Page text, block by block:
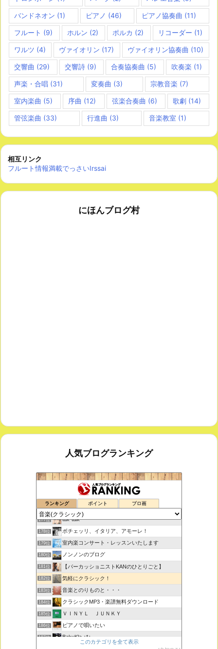
バンドネオン (1) ピアノ (46) ピアノ協奏曲 (11)
フルート (9) ホルン (2) ポルカ (2) リコーダー (1)
ワルツ (4) ヴァイオリン (17) ヴァイオリン協奏曲 (10)
交響曲 (29) 交響詩(9) 合奏協奏曲 (5) 吹奏楽 (1)
声楽・合唱 (31) 変奏曲 (3) 宗教音楽 (7)
室内楽曲 (5) 序曲 (12) 弦楽合奏曲 (6) 歌劇(14)
管弦楽曲 (33) 行進曲 (3) 音楽教室 (1)
相互リンク
フルート情報満載でっさいIrssai
にほんブログ村
人気ブログランキング
ランキング ポイント ブロ画
鑑賞空間・忘れられない作品
176位 思えば遠くへ来たもんだ
177位 tak-talk
178位 ボチェッリ、イタリア、アモーレ！
179位 室内楽コンサート・レッスンいたします
180位 ノンノンのブログ
181位 【パーカッショニストKANのひとりごと】
182位 気軽にクラシック！
183位 音楽とのりものと・・・
184位 クラシックMP3・楽譜無料ダウンロード
185位 ＶＩＮＹＬ ＪＵＮＫＹ
186位 ピアノで唄いたい
187位 BakuKla +*+
このカテゴリを全て表示